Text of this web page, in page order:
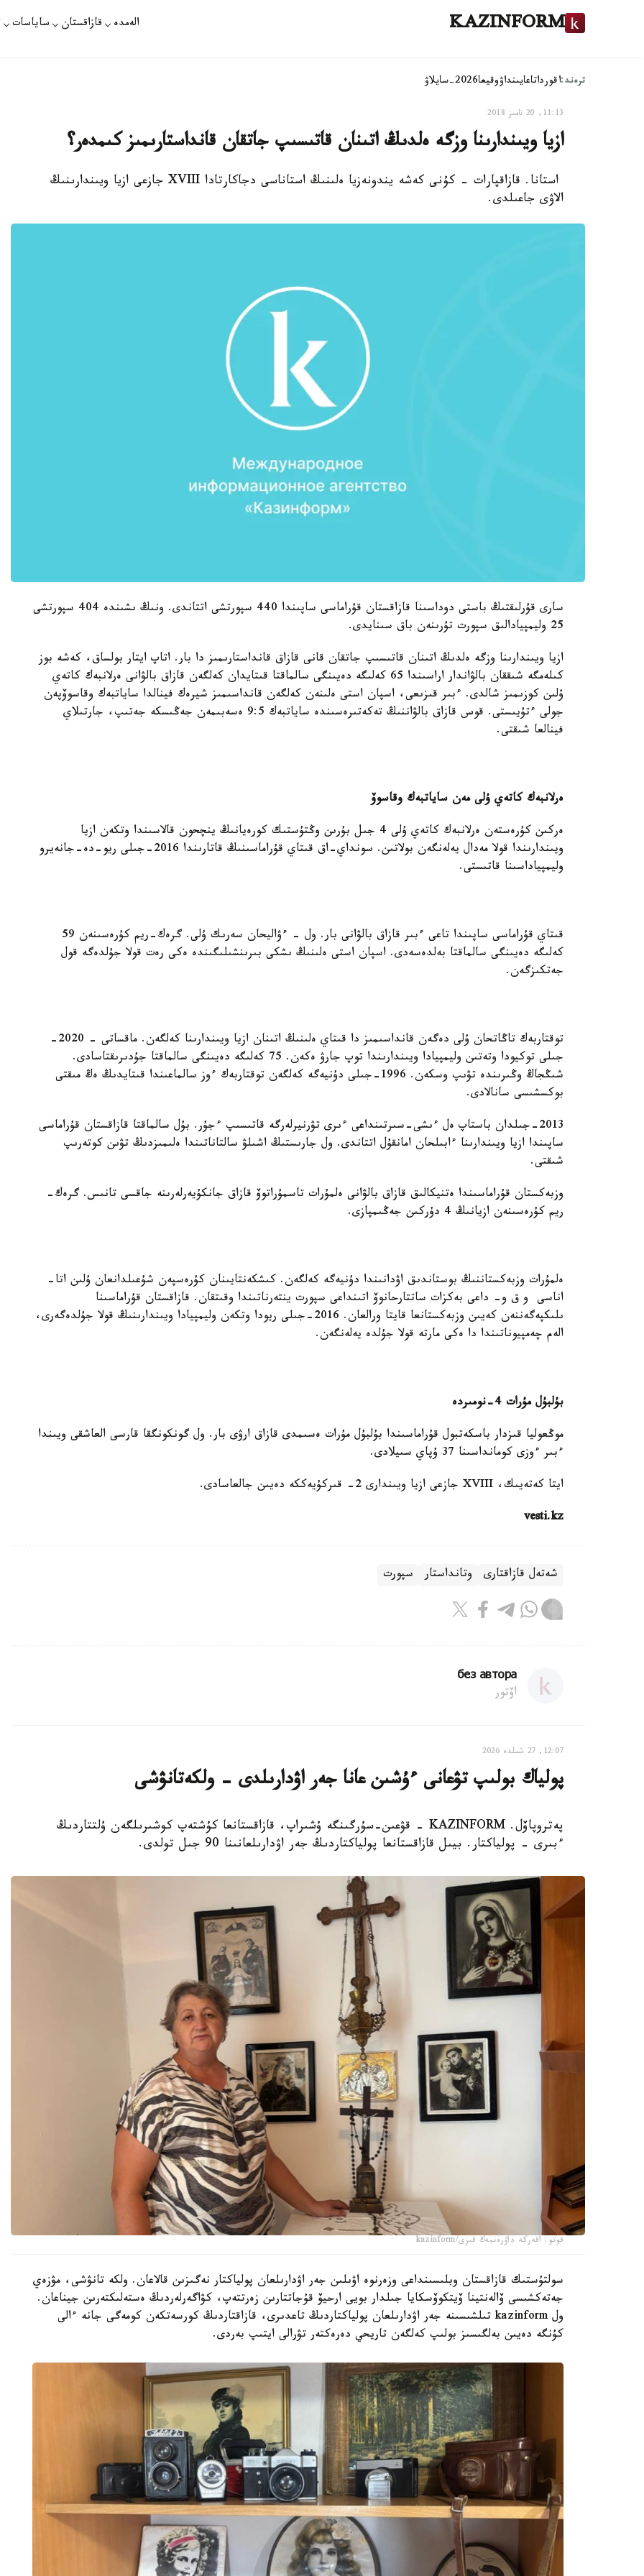
KAZINFORM الەمدە قازاقستان ساياسات
ترەند:اقورداتاعايىنداۋوقيعا2026-سايلاۋ
11:13, 20 تامىز 2018
ازيا ويىندارىنا وزگە ەلدىڭ اتىنان قاتىسىپ جاتقان قانداستارىمىز كىمدەر؟
استانا. قازاقپارات - كۇنى كەشە يندونەزيا ەلىنىڭ استاناسى دجاكارتادا XVIII جازعى ازيا ويىندارىنىڭ
الاۋى جاعىلدى.
سارى قۇرلىقتىڭ باستى دوداسىنا قازاقستان قۇراماسى ساپىندا 440 سپورتشى اتتاندى. ونىڭ ىشىندە 404 سپورتشى
25 وليمپيادالىق سپورت تۇرىنەن باق سىنايدى.
ازيا ويىندارىنا وزگە ەلدىڭ اتىنان قاتىسىپ جاتقان قانى قازاق قانداستارىمىز دا بار. اتاپ ايتار بولساق، كەشە بوز
كىلەمگە شىققان بالۋاندار اراسىندا 65 كەلىگە دەيىنگى سالماقتا قىتايدان كەلگەن قازاق بالۋانى ەرلانبەك كاتەي
ۇلىن كوزىمىز شالدى. ءبىر قىزىعى، اسپان استى ەلىنەن كەلگەن قانداسىمىز شيرەك فينالدا ساياتبەك وقاسوۆپەن
جولى ءتۇيىستى. قوس قازاق بالۋاننىڭ تەكەتىرەسىندە ساياتبەك 9:5 ەسەبىمەن جەڭىسكە جەتىپ، جارتىلاي
فينالعا شىقتى.
ەرلانبەك كاتەي ۇلى مەن ساياتبەك وقاسوۆ
ەركىن كۇرەستەن ەرلانبەك كاتەي ۇلى 4 جىل بۇرىن وڭتۇستىك كورەيانىڭ ينچحون قالاسىندا وتكەن ازيا
ويىندارىندا قولا مەدال يەلەنگەن بولاتىن. سونداي-اق قىتاي قۇراماسىنىڭ قاتارىندا 2016-جىلى ريو-دە-جانەيرو
وليمپياداسىنا قاتىستى.
قىتاي قۇراماسى ساپىندا تاعى ءبىر قازاق بالۋانى بار. ول - ءۋاليحان سەرىك ۇلى. گرەك-ريم كۇرەسىنەن 59
كەلىگە دەيىنگى سالماقتا بەلدەسەدى. اسپان استى ەلىنىڭ ىشكى بىرىنشىلىگىندە ەكى رەت قولا جۇلدەگە قول
جەتكىزگەن.
توقتاربەك تاڭاتحان ۇلى دەگەن قانداسىمىز دا قىتاي ەلىنىڭ اتىنان ازيا ويىندارىنا كەلگەن. ماقساتى - 2020-
جىلى توكيودا وتەتىن وليمپيادا ويىندارىندا توپ جارۋ ەكەن. 75 كەلىگە دەيىنگى سالماقتا جۇدىرىقتاسادى.
شىڭجاڭ وڭىرىندە تۋىپ وسكەن. 1996-جىلى دۇنيەگە كەلگەن توقتاربەك ءوز سالماعىندا قىتايدىڭ ەڭ مىقتى
بوكسشىسى سانالادى.
2013-جىلدان باستاپ ەل ءىشى-سىرتىنداعى ءىرى تۋرنيرلەرگە قاتىسىپ ءجۇر. بۇل سالماقتا قازاقستان قۇراماسى
ساپىندا ازيا ويىندارىنا ءابىلحان امانقۇل اتتاندى. ول جارىستىڭ اشىلۋ سالتاناتىندا ەلىمىزدىڭ تۋىن كوتەرىپ
شىقتى.
وزبەكستان قۇراماسىندا ەتنيكالىق قازاق بالۋانى ەلمۇرات تاسمۇراتوۆ قازاق جانكۇيەرلەرىنە جاقسى تانىس. گرەك-
ريم كۇرەسىنەن ازيانىڭ 4 دۇركىن جەڭىمپازى.
ەلمۇرات وزبەكستاننىڭ بوستاندىق اۋدانىندا دۇنيەگە كەلگەن. كىشكەنتايىنان كۇرەسپەن شۇعىلدانعان ۇلىن اتا-
اناسى و ق و- داعى بەكزات ساتتارحانوۆ اتىنداعى سپورت ينتەرناتىندا وقىتقان. قازاقستان قۇراماسىنا
ىلىكپەگەننەن كەيىن وزبەكستانعا قايتا ورالعان. 2016-جىلى ريودا وتكەن وليمپيادا ويىندارىنىڭ قولا جۇلدەگەرى،
الەم چەمپيوناتىندا دا ەكى مارتە قولا جۇلدە يەلەنگەن.
بۇلبۇل مۇرات 4-نومىردە
موڭعوليا قىزدار باسكەتبول قۇراماسىندا بۇلبۇل مۇرات ەسىمدى قازاق ارۋى بار. ول گونكونگقا قارسى العاشقى ويىندا
ءبىر ءوزى كومانداسىنا 37 ۇپاي سىيلادى.
ايتا كەتەيىك، XVIII جازعى ازيا ويىندارى 2- قىركۇيەككە دەيىن جالعاسادى.
vesti.kz
شەتەل قازاقتارى وتانداستار سپورت
без автора
اۆتور
12:07, 27 شىلدە 2026
پولياك بولىپ تۋعانى ءۇشىن عانا جەر اۋدارىلدى - ولكەتانۋشى
پەتروپاۆل. KAZINFORM - قۋعىن-سۇرگىنگە ۇشىراپ، قازاقستانعا كۇشتەپ كوشىرىلگەن ۇلتتاردىڭ
ءبىرى - پولياكتار. بيىل قازاقستانعا پولياكتاردىڭ جەر اۋدارىلعانىنا 90 جىل تولدى.
فوتو: اقەركە داۋرەنبەك قىزى/kazinform
سولتۇستىك قازاقستان وبلىسىنداعى وزەرنوە اۋىلىن جەر اۋدارىلعان پولياكتار نەگىزىن قالاعان. ولكە تانۋشى، مۋزەي
جەتەكشىسى ۆالەنتينا ۆيتكوۆسكايا جىلدار بويى ارحيۆ قۇجاتتارىن زەرتتەپ، كۋاگەرلەردىڭ ەستەلىكتەرىن جيناعان.
ول kazinform تىلشىسىنە جەر اۋدارىلعان پولياكتاردىڭ تاعدىرى، قازاقتاردىڭ كورسەتكەن كومەگى جانە ءالى
كۇنگە دەيىن بەلگىسىز بولىپ كەلگەن تاريحي دەرەكتەر تۋرالى ايتىپ بەردى.